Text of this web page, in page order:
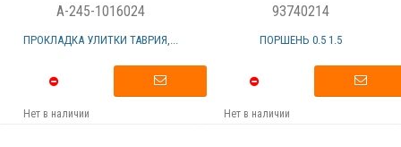
A-245-1016024
ПРОКЛАДКА УЛИТКИ ТАВРИЯ,...
Нет в наличии
93740214
ПОРШЕНЬ 0.5 1.5
Нет в наличии